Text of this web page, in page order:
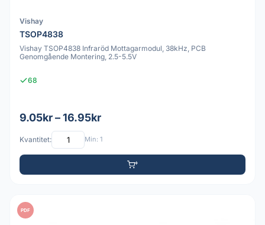
Vishay
TSOP4838
Vishay TSOP4838 Infraröd Mottagarmodul, 38kHz, PCB
Genomgående Montering, 2.5-5.5V
68
9.05kr – 16.95kr
Kvantitet: Min: 1
PDF